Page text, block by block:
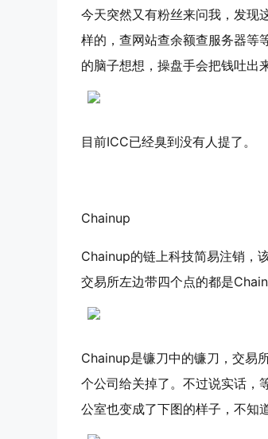
今天突然又有粉丝来问我，发现
样的，查网站查余额查服务器等
的脑子想想，操盘手会把钱吐出
目前ICC已经臭到没有人提了。
Chainup
Chainup的链上科技简易注销，
交易所左边带四个点的都是
Chainup是镰刀中的镰刀，交易
个公司给关掉了。不过说实话，
公室也变成了下图的样子，不知